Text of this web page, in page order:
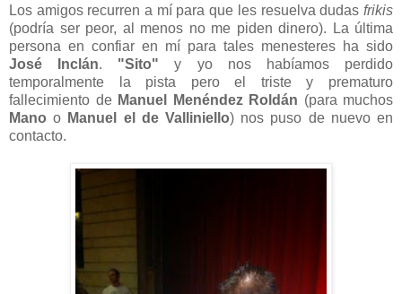
Los amigos recurren a mí para que les resuelva dudas frikis
(podría ser peor, al menos no me piden dinero). La última
persona en confiar en mí para tales menesteres ha sido
José Inclán. "Sito" y yo nos habíamos perdido
temporalmente la pista pero el triste y prematuro
fallecimiento de Manuel MenéndezRoldán (para muchos
Mano o Manuel el de Valliniello) nos puso de nuevo en
contacto.